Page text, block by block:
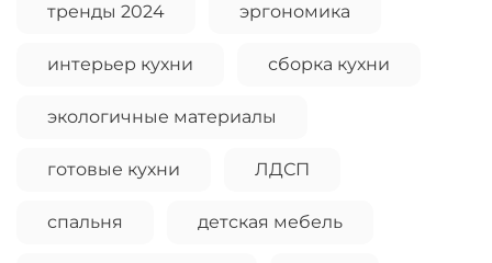
тренды 2024 эргономика
интерьер кухни сборка кухни
экологичные материалы
готовые кухни ЛДСП
спальня детская мебель